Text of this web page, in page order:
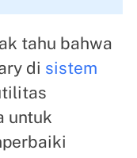
tahu bahwa
di sistem
untuk